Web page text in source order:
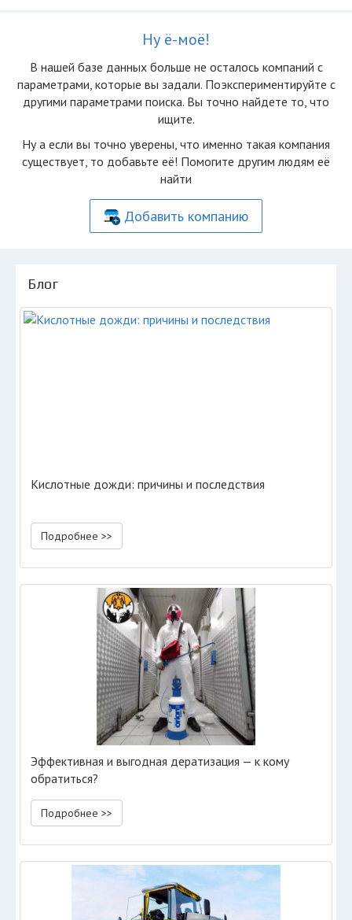
Ну ё-моё!
В нашей базе данных больше не осталоcь компаний с
параметрами, которые вы задали. Поэкспериментируйте с
другими параметрами поиска. Вы точно найдете то, что
ищите.
Ну а если вы точно уверены, что именно такая компания
существует, то добавьте её! Помогите другим людям её
найти
Добавить компанию
Блог
Кислотные дожди: причины и последствия
Подробнее >>
Эффективная и выгодная дератизация — к кому
обратиться?
Подробнее >>